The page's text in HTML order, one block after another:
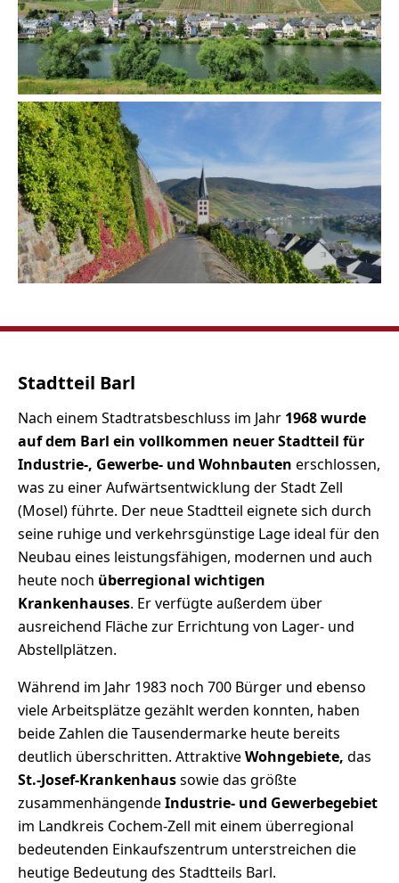
Stadtteil Barl
Nach einem Stadtratsbeschluss im Jahr 1968 wurde
auf dem Barl ein vollkommen neuer Stadtteil für
Industrie-, Gewerbe- und Wohnbauten erschlossen,
was zu einer Aufwärtsentwicklung der Stadt Zell
(Mosel) führte. Der neue Stadtteil eignete sich durch
seine ruhige und verkehrsgünstige Lage ideal für den
Neubau eines leistungsfähigen, modernen und auch
heute noch überregional wichtigen
Krankenhauses. Er verfügte außerdem über
ausreichend Fläche zur Errichtung von Lager- und
Abstellplätzen.
Während im Jahr 1983 noch 700 Bürger und ebenso
viele Arbeitsplätze gezählt werden konnten, haben
beide Zahlen die Tausendermarke heute bereits
deutlich überschritten. AttraktiveWohngebiete, das
St.-Josef-Krankenhaussowie das größte
zusammenhängendeIndustrie- und Gewerbegebiet
im Landkreis Cochem-Zell mit einem überregional
bedeutenden Einkaufszentrum unterstreichen die
heutige Bedeutung des Stadtteils Barl.